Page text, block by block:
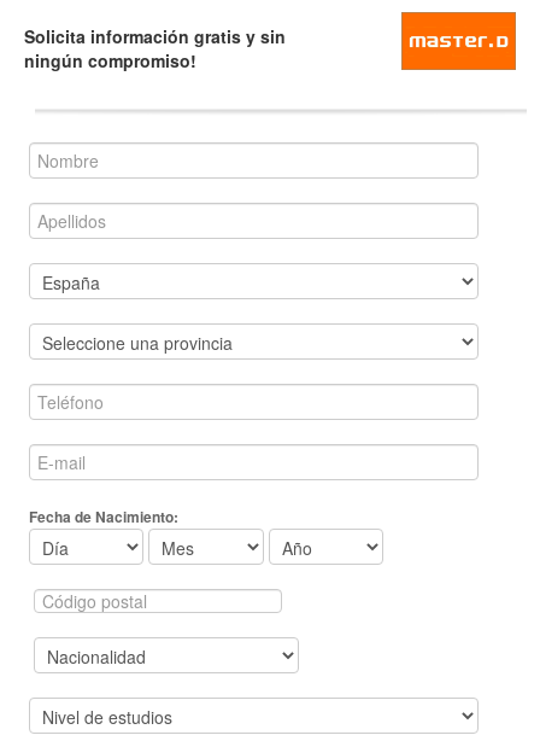
Solicita información gratis y sin
ningún compromiso!
Fecha de Nacimiento: